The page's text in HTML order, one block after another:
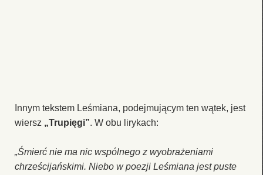
Innym tekstem Leśmiana, podejmującym ten wątek, jest
wiersz „Trupięgi”. W obu lirykach:
„Śmierć nie ma nic wspólnego z wyobrażeniami
chrześcijańskimi. Niebo w poezji Leśmiana jest puste